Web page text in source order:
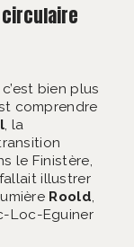
circulaire
bien plus
comprendre
, la
le Finistère,
illustrer
Roold
Loc-Eguiner